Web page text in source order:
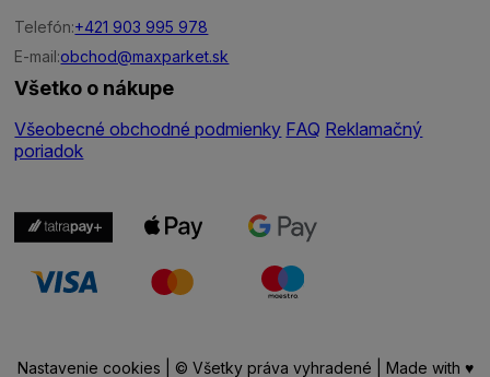
Telefón:+421 903 995 978
E-mail:obchod@maxparket.sk
Všetko o nákupe
Všeobecné obchodné podmienky FAQ Reklamačný
poriadok
Nastavenie cookies | © Všetky práva vyhradené | Made with ♥